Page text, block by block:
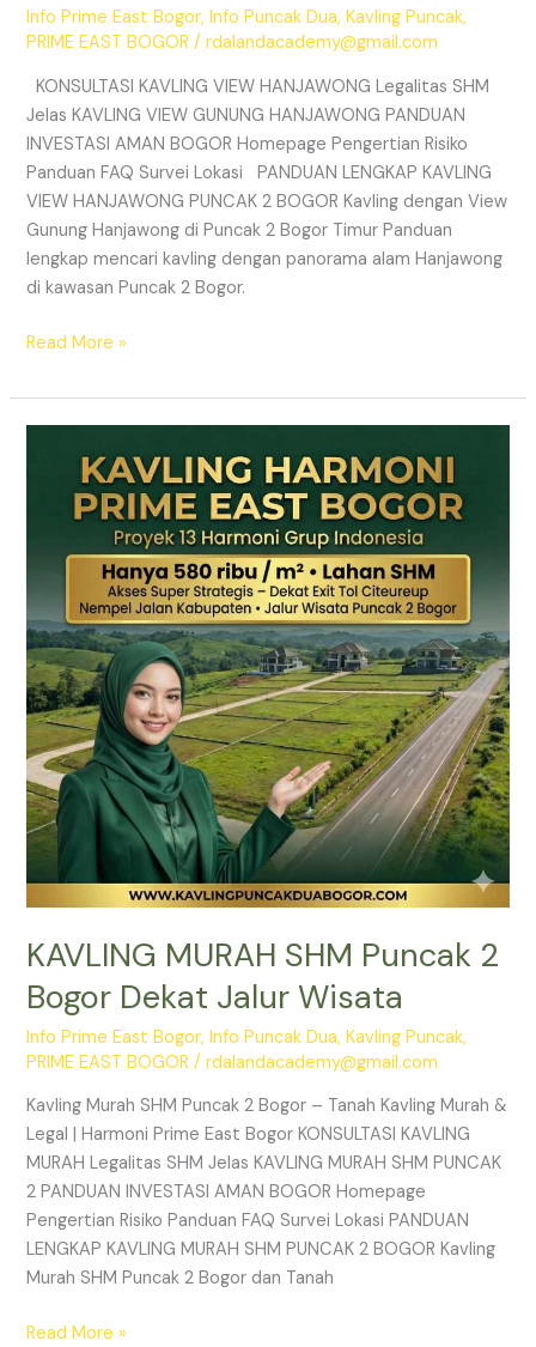
Info Prime East Bogor,Info Puncak Dua,Kavling Puncak,
PRIME EAST BOGOR /rdalandacademy@gmail.com
KONSULTASI KAVLING VIEW HANJAWONG Legalitas SHM
Jelas KAVLING VIEW GUNUNG HANJAWONG PANDUAN
INVESTASI AMAN BOGOR Homepage Pengertian Risiko
Panduan FAQ Survei Lokasi PANDUAN LENGKAP KAVLING
VIEW HANJAWONG PUNCAK 2 BOGOR Kavling dengan View
Gunung Hanjawong di Puncak 2 Bogor Timur Panduan
lengkap mencari kavling dengan panorama alam Hanjawong
di kawasan Puncak 2 Bogor.
Read More »
KAVLING MURAH SHM Puncak 2
Bogor Dekat Jalur Wisata
Info Prime East Bogor,Info Puncak Dua,Kavling Puncak,
PRIME EAST BOGOR /rdalandacademy@gmail.com
Kavling Murah SHM Puncak 2 Bogor – Tanah Kavling Murah &
Legal | Harmoni Prime East Bogor KONSULTASI KAVLING
MURAH Legalitas SHM Jelas KAVLING MURAH SHM PUNCAK
2 PANDUAN INVESTASI AMAN BOGOR Homepage
Pengertian Risiko Panduan FAQ Survei Lokasi PANDUAN
LENGKAP KAVLING MURAH SHM PUNCAK 2 BOGOR Kavling
Murah SHM Puncak 2 Bogor dan Tanah
Puncak
Jalur
Wisata
Read More »